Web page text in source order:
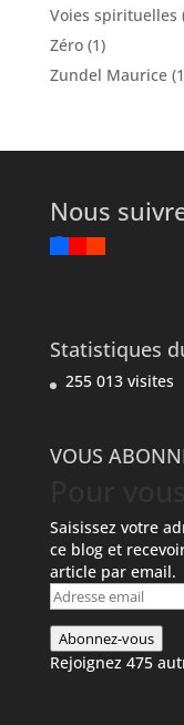
Voies spirituelles
Zéro(1)
Zundel Maurice
Nous
Statistiques
255 013 visites
VOUS
Saisissez votre
ce blog et
article par email.
Adresse
email
Abonnez-vous
Rejoignez 475